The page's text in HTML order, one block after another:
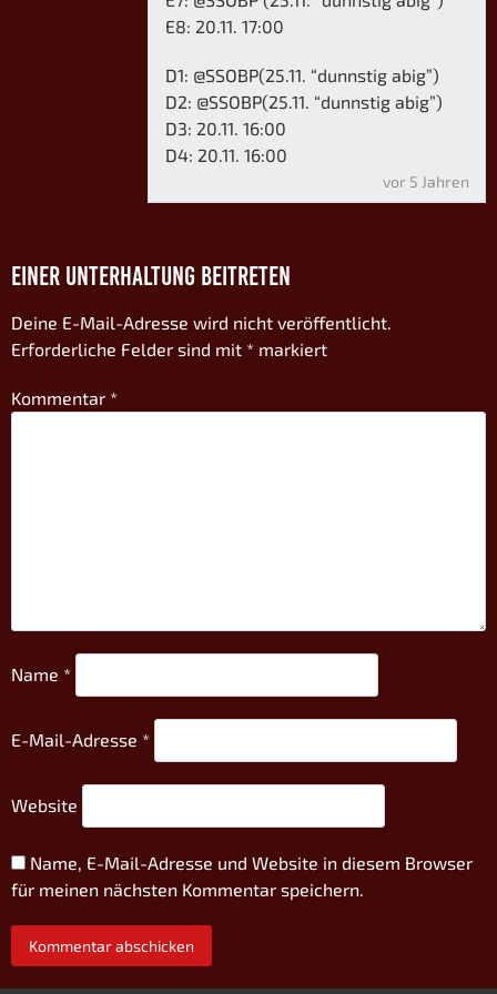
vor 5 Jahren
E8: 20.11. 17:00
D1: @SSOBP(25.11. “dunnstig abig”)
D2: @SSOBP(25.11. “dunnstig abig”)
D3: 20.11. 16:00
D4: 20.11. 16:00
EINER UNTERHALTUNG BEITRETEN
Deine E-Mail-Adresse wird nicht veröffentlicht.
Erforderliche Felder sind mit * markiert
Kommentar *
Name *
E-Mail-Adresse *
Website
Name, E-Mail-Adresse und Website in diesem Browser
für meinen nächsten Kommentar speichern.